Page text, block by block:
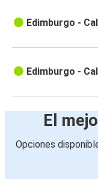
Edimburgo -
Edimburgo -
El
Opciones